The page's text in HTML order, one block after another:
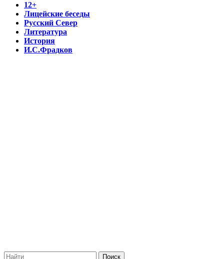
12+
Лицейские беседы
Русский Север
Литература
История
И.С.Фрадков